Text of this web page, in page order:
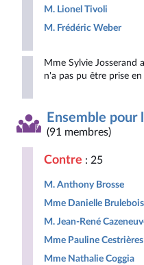
M. Lionel Tivoli
M. Frédéric Weber
Mme Sylvie Josserand
n'a pas pu être prise
Ensemble pour
(91 membres)
Contre : 25
M. Anthony Brosse
Mme Danielle Brulebois
M. Jean-René
Mme Pauline Cestrières
Mme Nathalie Coggia